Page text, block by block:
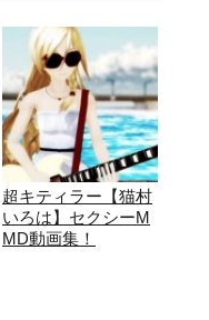
超キティラー【猫村
いろは】セクシーM
MD動画集！